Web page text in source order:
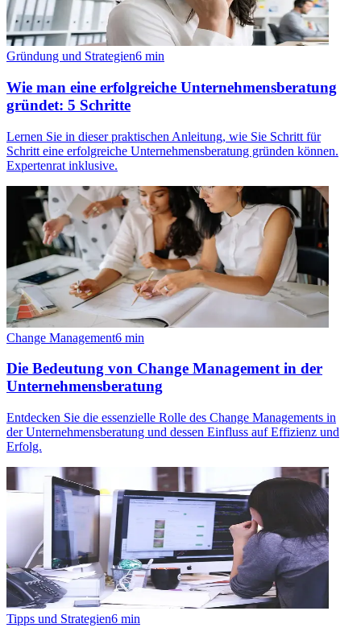
Gründung und Strategien6 min
Wie man eine erfolgreiche Unternehmensberatung
gründet: 5 Schritte
Lernen Sie in dieser praktischen Anleitung, wie Sie Schritt für
Schritt eine erfolgreiche Unternehmensberatung gründen können.
Expertenrat inklusive.
Change Management6 min
Die Bedeutung von Change Management in der
Unternehmensberatung
Entdecken Sie die essenzielle Rolle des Change Managements in
der Unternehmensberatung und dessen Einfluss auf Effizienz und
Erfolg.
Tipps und Strategien6 min